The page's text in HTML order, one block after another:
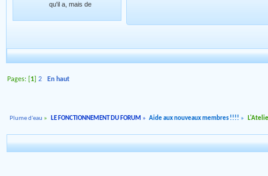
qu'il a, mais de
Pages: [ 1 ]2 En haut
Plume d'eau » LE FONCTIONNEMENT DU FORUM » Aide aux nouveaux membres !!!! »